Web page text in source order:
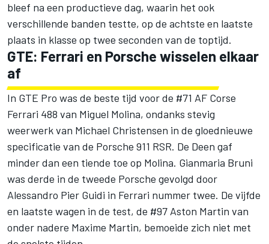
bleef na een productieve dag, waarin het ook
verschillende banden testte, op de achtste en laatste
plaats in klasse op twee seconden van de toptijd.
GTE: Ferrari en Porsche wisselen elkaar
af
In GTE Pro was de beste tijd voor de #71 AF Corse
Ferrari 488 van Miguel Molina, ondanks stevig
weerwerk van Michael Christensen in de gloednieuwe
specificatie van de Porsche 911 RSR. De Deen gaf
minder dan een tiende toe op Molina. Gianmaria Bruni
was derde in de tweede Porsche gevolgd door
Alessandro Pier Guidi in Ferrari nummer twee. De vijfde
en laatste wagen in de test, de #97 Aston Martin van
onder nadere Maxime Martin, bemoeide zich niet met